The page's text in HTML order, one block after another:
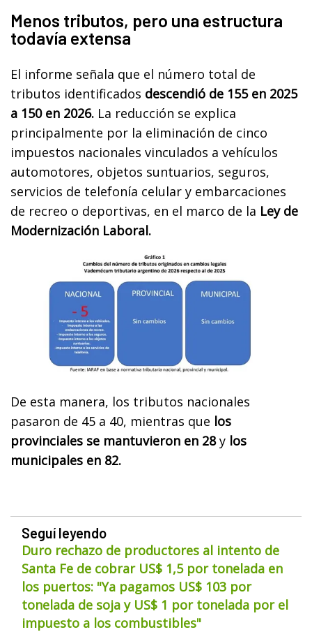
Menos tributos, pero una estructura
todavía extensa
El informe señala que el número total de
tributos identificados descendió de 155 en 2025
a 150 en 2026. La reducción se explica
principalmente por la eliminación de cinco
impuestos nacionales vinculados a vehículos
automotores, objetos suntuarios, seguros,
servicios de telefonía celular y embarcaciones
de recreo o deportivas, en el marco de la Ley de
Modernización Laboral.
De esta manera, los tributos nacionales
pasaron de 45 a 40, mientras que los
provinciales se mantuvieron en 28y los
municipales en 82.
Seguí leyendo
Duro rechazo de productores al intento de
Santa Fe de cobrar US$ 1,5 por tonelada en
los puertos: "Ya pagamos US$ 103 por
tonelada de soja y US$ 1 por tonelada por el
impuesto a los combustibles"